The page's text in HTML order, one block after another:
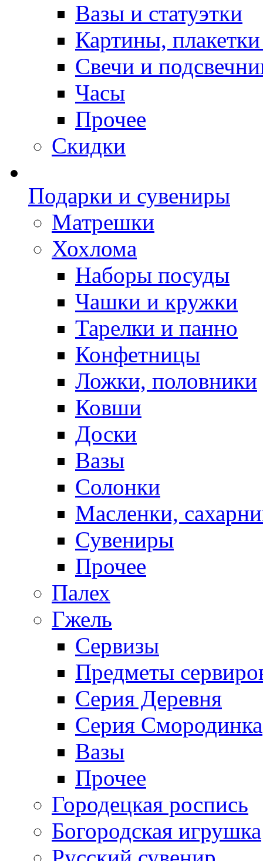
Вазы и статуэтки
Картины,
Свечи и
Часы
Прочее
Скидки
Подарки и сувениры
Матрешки
Хохлома
Наборы посуды
Чашки и кружки
Тарелки и панно
Конфетницы
Ложки, половники
Ковши
Доски
Вазы
Солонки
Масленки,
Сувениры
Прочее
Палех
Гжель
Сервизы
Предметы
Серия Деревня
Серия Смородинка
Вазы
Прочее
Городецкая роспись
Богородская игрушка